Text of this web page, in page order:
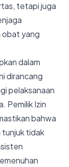
tetapi juga
obat yang
dalam
dirancang
pelaksanaan
Pemilik Izin
bahwa
tunjuk tidak